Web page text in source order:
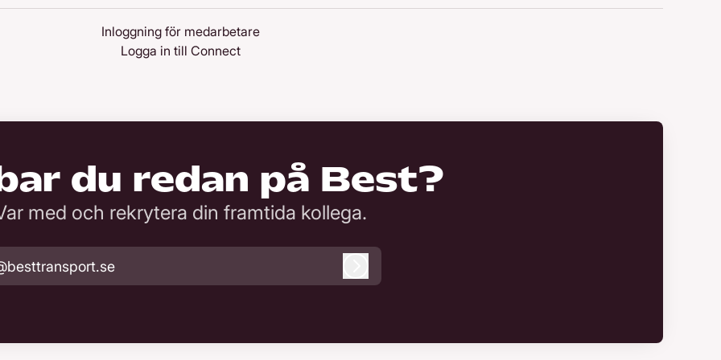
Inloggning för medarbetare
Logga in till Connect
du redan på Best?
med och rekrytera din framtida kollega.